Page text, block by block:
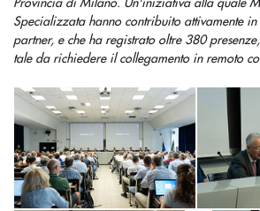
Provincia di Milano. Un'iniziativa alla quale
Specializzata hanno contribuito attivamente
partner, e che ha registrato oltre 380
tale da richiedere il collegamento in remoto